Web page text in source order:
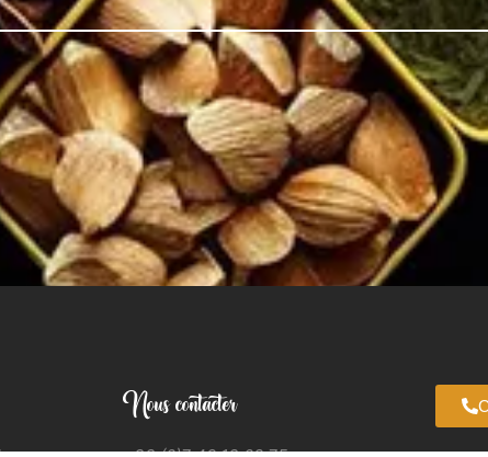
Nous contacter